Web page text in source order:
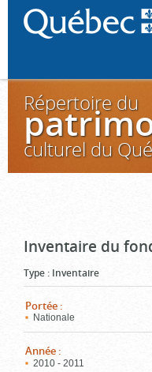
Répertoire du
culturel du
Inventaire du
Type : Inventaire
Portée :
Nationale
Année :
2010 - 2011